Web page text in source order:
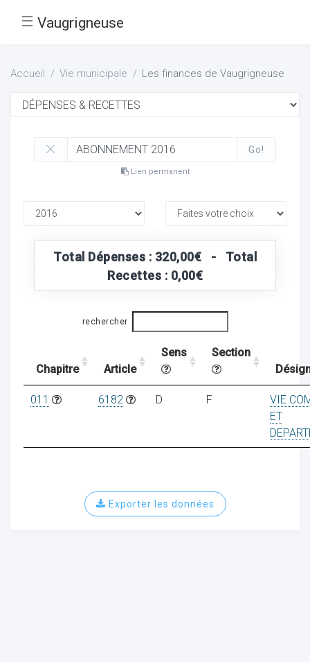
☰ Vaugrigneuse
Accueil Vie municipale Les finances de Vaugrigneuse
Go!
Lien permanent
Total Dépenses : 320,00€ - Total
Recettes : 0,00€
rechercher
Chapitre Article
Sens
Section
011 6182 D F
VIE
ET
Exporter les données